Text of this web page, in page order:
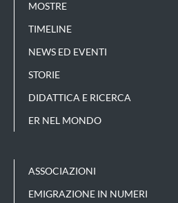
MOSTRE
TIMELINE
NEWS ED EVENTI
STORIE
DIDATTICA E RICERCA
ER NEL MONDO
ASSOCIAZIONI
EMIGRAZIONE IN NUMERI